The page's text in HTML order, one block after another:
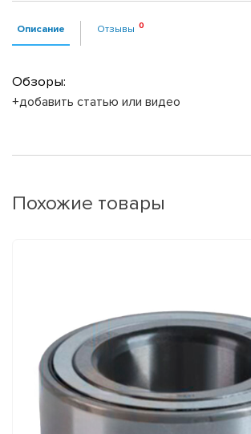
Описание Отзывы
Обзоры:
+добавить статью или видео
Похожие товары